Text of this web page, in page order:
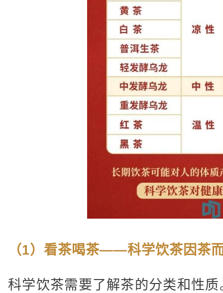
（1）看茶喝茶——科学饮茶因茶
科学饮茶需要了解茶的分类和性